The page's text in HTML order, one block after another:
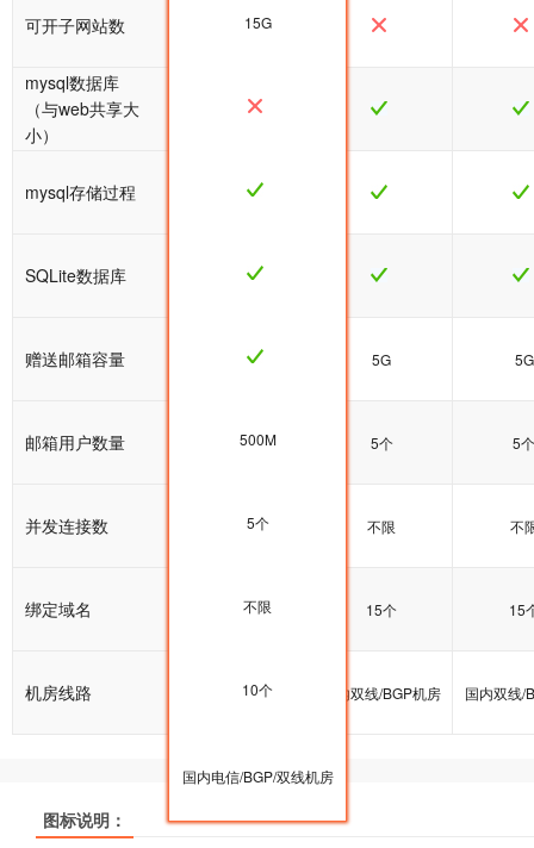
可开子网站数
mysql数据库
（与web共享大
小）
mysql存储过程
SQLite数据库
赠送邮箱容量 5G 5G 5G
邮箱用户数量 5个 5个 5个
并发连接数 不限 不限 不
绑定域名 10个 15个 15
机房线路 国内双线/BGP机房 国内双线/BGP机房 国内双线/
15G
500M
5个
不限
10个
国内电信/BGP/双线机房
产品名称 LinuxA
产品名称 LinuxA
产品名称 LinuxA
图标说明：